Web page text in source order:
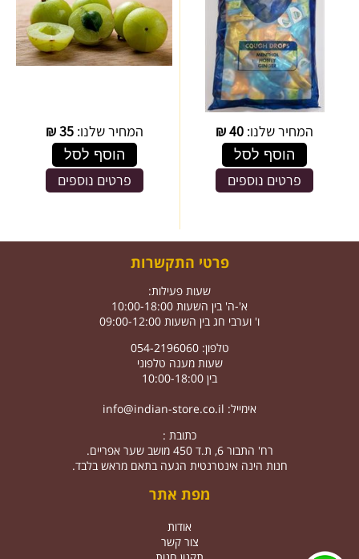
המחיר שלנו: 40
₪
הוסף לסל
פרטים נוספים
המחיר שלנו:35
₪
הוסף לסל
פרטים נוספים
פרטי התקשרות
שעות פעילות:
א'-ה' בין השעות 10:00-18:00
ו' וערבי חג בין השעות 09:00-12:00
טלפון: 054-2196060
שעות מענה טלפוני
בין 10:00-18:00
אימייל: info@indian-store.co.il
כתובת :
רח' התבור 6, ת.ד 450 מושב שער אפריים.
חנות הינה אינטרנטית הגעה בתאם מראש בלבד.
מפת אתר
אודות
צור קשר